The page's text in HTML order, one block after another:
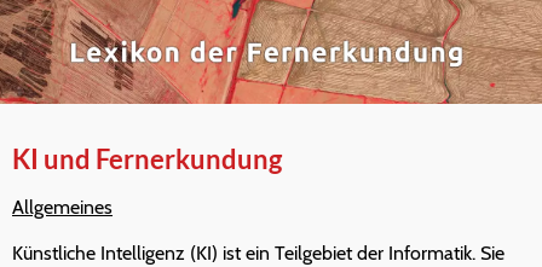
KI und Fernerkundung
Allgemeines
Künstliche Intelligenz (KI) ist ein Teilgebiet der Informatik. Sie